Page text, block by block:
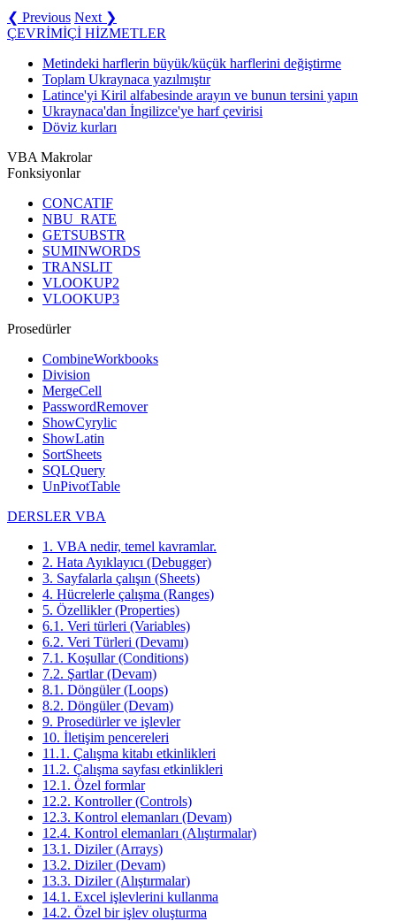
❮ Previous Next ❯
ÇEVRİMİÇİ HİZMETLER
Metindeki harflerin büyük/küçük harflerini değiştirme
Toplam Ukraynaca yazılmıştır
Latince'yi Kiril alfabesinde arayın ve bunun tersini yapın
Ukraynaca'dan İngilizce'ye harf çevirisi
Döviz kurları
VBA Makrolar
Fonksiyonlar
CONCATIF
NBU_RATE
GETSUBSTR
SUMINWORDS
TRANSLIT
VLOOKUP2
VLOOKUP3
Prosedürler
CombineWorkbooks
Division
MergeCell
PasswordRemover
ShowCyrylic
ShowLatin
SortSheets
SQLQuery
UnPivotTable
DERSLER VBA
1. VBA nedir, temel kavramlar.
2. Hata Ayıklayıcı (Debugger)
3. Sayfalarla çalışın (Sheets)
4. Hücrelerle çalışma (Ranges)
5. Özellikler (Properties)
6.1. Veri türleri (Variables)
6.2. Veri Türleri (Devamı)
7.1. Koşullar (Conditions)
7.2. Şartlar (Devam)
8.1. Döngüler (Loops)
8.2. Döngüler (Devam)
9. Prosedürler ve işlevler
10. İletişim pencereleri
11.1. Çalışma kitabı etkinlikleri
11.2. Çalışma sayfası etkinlikleri
12.1. Özel formlar
12.2. Kontroller (Controls)
12.3. Kontrol elemanları (Devam)
12.4. Kontrol elemanları (Alıştırmalar)
13.1. Diziler (Arrays)
13.2. Diziler (Devam)
13.3. Diziler (Alıştırmalar)
14.1. Excel işlevlerini kullanma
14.2. Özel bir işlev oluşturma